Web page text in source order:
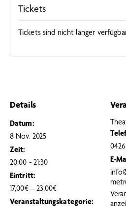
Details
Datum:
8 Nov. 2025
Zeit:
20:00 - 21:30
Eintritt:
17,00€ – 23,00€
Veranstaltungskategorie:
E-
Tickets
Tickets sind nicht länger